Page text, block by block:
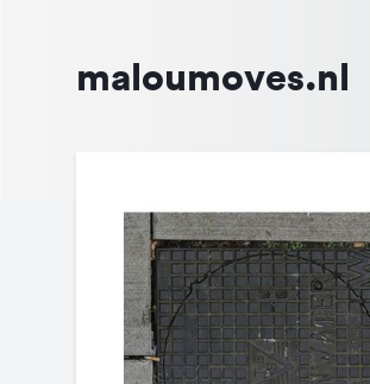
maloumoves.nl